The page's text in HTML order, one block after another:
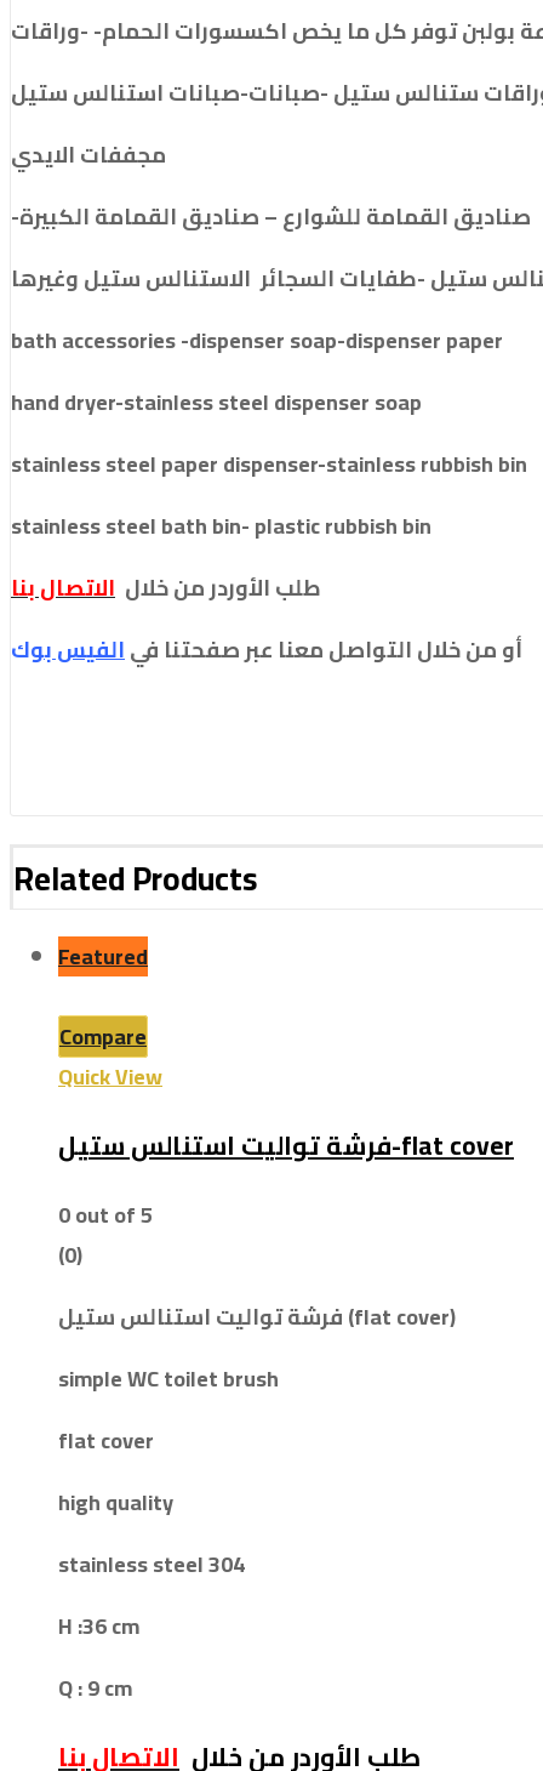
بولبن توفر كل ما يخص اكسسورات الحمام- -وراقات
ستنالس ستيل -صبانات-صبانات استنالس ستيل
مجففات الايدي
-صناديق القمامة للشوارع – صناديق القمامة الكبيرة
ستيل -طفايات السجائر الاستنالس ستيل وغيرها
bath accessories -dispenser soap-dispenser paper
hand dryer-stainless steel dispenser soap
stainless steel paper dispenser-stainless rubbish bin
stainless steel bath bin- plastic rubbish bin
طلب الأوردر من خلال الاتصال بنا
أو من خلال التواصل معنا عبر صفحتنا فيالفيس بوك
Related Products
Featured
Compare
Quick View
فرشة تواليت استنالس ستيل-flat cover
0out of 5
(0)
فرشة تواليت استنالس ستيل (flat cover)
simple WC toilet brush
flat cover
high quality
stainless steel 304
H :36 cm
Q : 9 cm
طلب الأوردر من خلال الاتصال بنا